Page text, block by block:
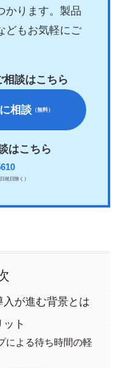
かります。製品
どもお気軽にご
談はこちら
相談（無料）
はこちら
祝日除く）
が進む背景とは
ト
による待ち時間の軽